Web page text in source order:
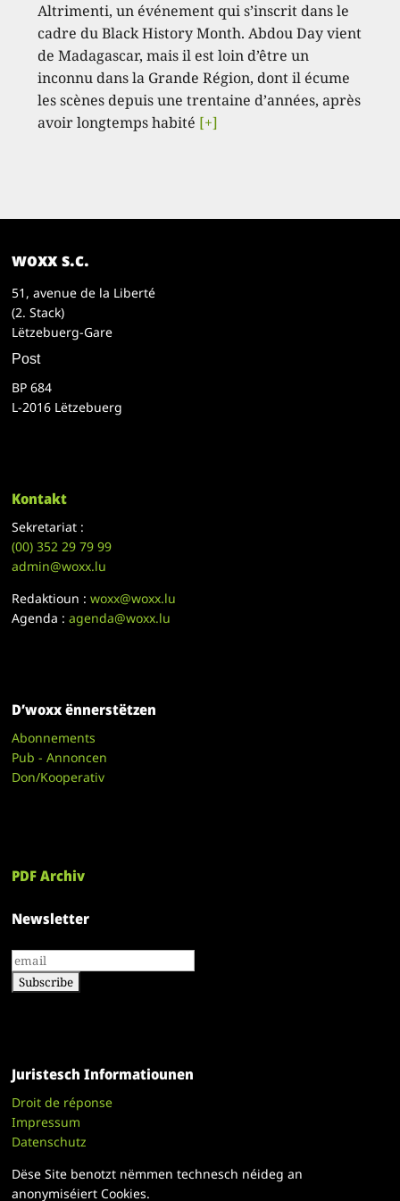
Altrimenti, un événement qui s’inscrit dans le
cadre du Black History Month. Abdou Day vient
de Madagascar, mais il est loin d’être un
inconnu dans la Grande Région, dont il écume
les scènes depuis une trentaine d’années, après
avoir longtemps habité [+]
woxx s.c.
51, avenue de la Liberté
(2. Stack)
Lëtzebuerg-Gare
Post
BP 684
L-2016 Lëtzebuerg
Kontakt
Sekretariat :
(00)352 29 79 99
admin@woxx.lu
Redaktioun :woxx@woxx.lu
Agenda :agenda@woxx.lu
D’woxx ënnerstëtzen
Abonnements
Pub - Annoncen
Don/Kooperativ
PDF Archiv
Newsletter
Juristesch Informatiounen
Droit de réponse
Impressum
Datenschutz
Dëse Site benotzt nëmmen technesch néideg an
anonymiséiert Cookies.